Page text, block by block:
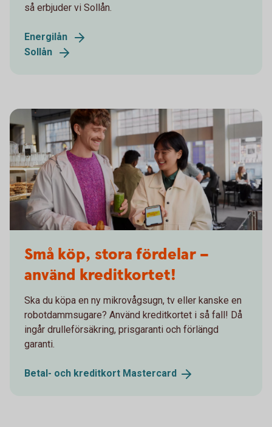
så erbjuder vi Sollån.
Energilån
Sollån
Små köp, stora fördelar –
använd kreditkortet!
Ska du köpa en ny mikrovågsugn, tv eller kanske en
robotdammsugare? Använd kreditkortet i så fall! Då
ingår drulleförsäkring, prisgaranti och förlängd
garanti.
Betal- och kreditkort Mastercard